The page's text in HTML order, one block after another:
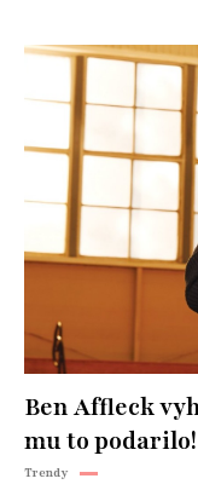
Ben Affleck
mu to podarilo!
Trendy